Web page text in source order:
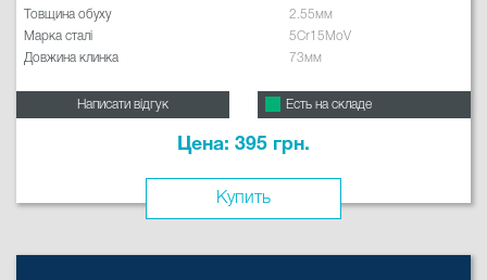
Товщина обуху
2.55мм
Марка сталі
5Cr15MoV
Довжина клинка
73мм
Написати відгук Есть на складе
Цена: 395 грн.
Купить